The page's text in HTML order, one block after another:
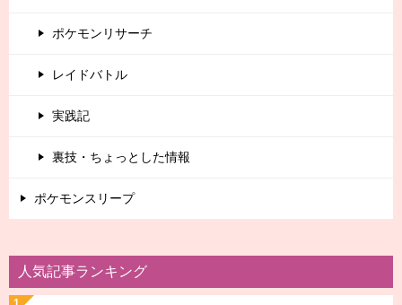
ポケモンリサーチ
レイドバトル
実践記
裏技・ちょっとした情報
ポケモンスリープ
人気記事ランキング